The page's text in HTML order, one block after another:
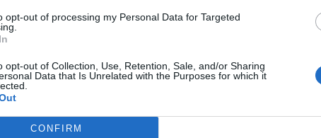
opt-out of processing my Personal Data for Targeted
opt-out of Collection, Use, Retention, Sale, and/or Sharing
Data that Is Unrelated with the Purposes for which it
CONFIRM
0,18%.
μεγαλύτερη άνοδο καταγράφουν οι μετοχές του
Ελλάκτωρ (+0,74%).
μετοχές της Aegean (-1,89%), της ΕΥΔΑΠ